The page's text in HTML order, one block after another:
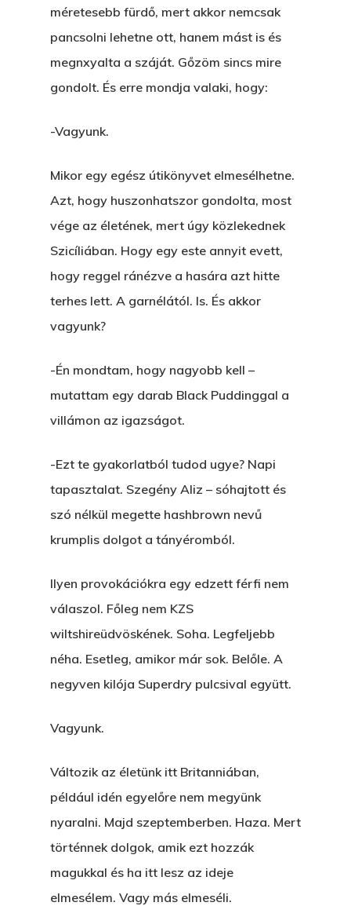
méretesebb fürdő, mert akkor nemcsak
pancsolni lehetne ott, hanem mást is és
megnxyalta a száját. Gőzöm sincs mire
gondolt. És erre mondja valaki, hogy:
-Vagyunk.
Mikor egy egész útikönyvet elmesélhetne.
Azt, hogy huszonhatszor gondolta, most
vége az életének, mert úgy közlekednek
Szicíliában. Hogy egy este annyit evett,
hogy reggel ránézve a hasára azt hitte
terhes lett. A garnélától. Is. És akkor
vagyunk?
-Én mondtam, hogy nagyobb kell –
mutattam egy darab Black Puddinggal a
villámon az igazságot.
-Ezt te gyakorlatból tudod ugye? Napi
tapasztalat. Szegény Aliz – sóhajtott és
szó nélkül megette hashbrown nevű
krumplis dolgot a tányéromból.
Ilyen provokációkra egy edzett férfi nem
válaszol. Főleg nem KZS
wiltshireüdvöskének. Soha. Legfeljebb
néha. Esetleg, amikor már sok. Belőle. A
negyven kilója Superdry pulcsival együtt.
Vagyunk.
Változik az életünk itt Britanniában,
például idén egyelőre nem megyünk
nyaralni. Majd szeptemberben. Haza. Mert
történnek dolgok, amik ezt hozzák
magukkal és ha itt lesz az ideje
elmesélem. Vagy más elmeséli.